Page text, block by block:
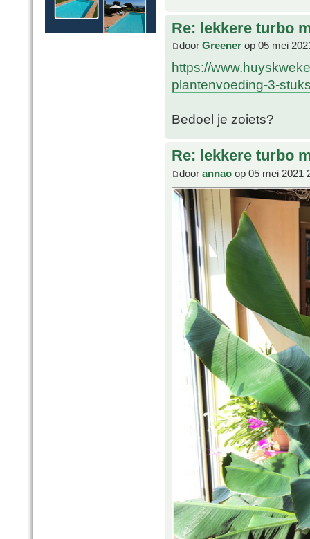
Re: lekkere turbo
door Greener op 05 mei
https://
plantenvoeding-3-
Bedoel je zoiets?
Re: lekkere turbo
door annao op 05 mei 2021